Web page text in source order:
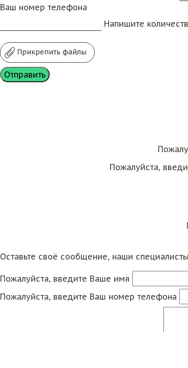
Ваш номер телефона
Напишите
Прикрепить файлы
Пожалуйста,
Оставьте своё сообщение, наши
Пожалуйста, введите Ваше имя
Пожалуйста, введите Ваш номер телефона